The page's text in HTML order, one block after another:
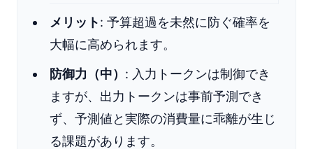
メリット: 予算超過を未然に防ぐ確率を
大幅に高められます。
防御力（中） : 入力トークンは制御でき
ますが、出力トークンは事前予測でき
ず、予測値と実際の消費量に乖離が生じ
る課題があります。